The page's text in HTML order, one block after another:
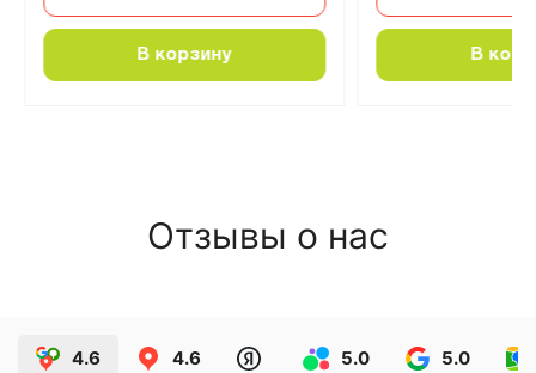
В корзину В
Отзывы о нас
4.6 4.6 5.0 5.0